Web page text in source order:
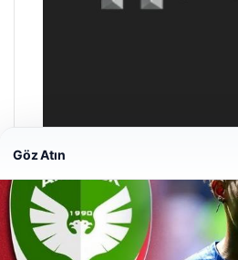
Enes Kaplan Avukatlık Bürosu
28/04/2026
Göz Atın